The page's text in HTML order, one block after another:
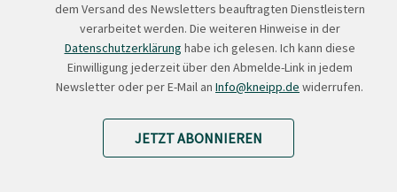
dem Versand des Newsletters beauftragten Dienstleistern
verarbeitet werden. Die weiteren Hinweise in der
Datenschutzerklärung habe ich gelesen. Ich kann diese
Einwilligung jederzeit über den Abmelde-Link in jedem
Newsletter oder per E-Mail an Info@kneipp.de widerrufen.
JETZT ABONNIEREN